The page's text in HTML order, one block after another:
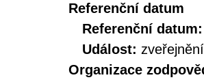
Referenční datum
Referenční datum:
Událost: zveřejnění
Organizace